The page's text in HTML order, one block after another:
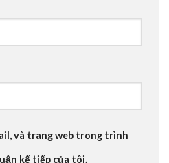
và trang web trong trình
kế tiếp của tôi.